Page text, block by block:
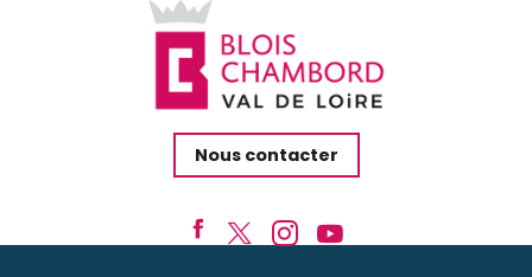
Nous contacter